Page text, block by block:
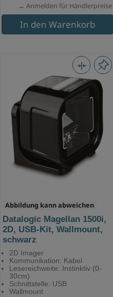
→ Anmelden für Händlerpreise
In den Warenkorb
Abbildung kann abweichen
Datalogic Magellan 1500i,
2D, USB-Kit, Wallmount,
schwarz
2D Imager
Kommunikation: Kabel
Lesereichweite: Instinktiv (0-
30cm)
Schnittstelle: USB
Wallmount